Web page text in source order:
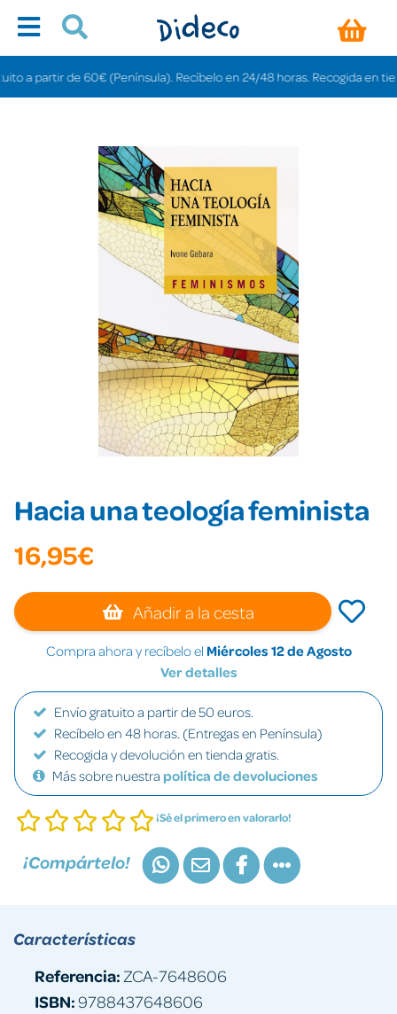
partir de 60€ (Península). Recíbelo en 24/48 horas. Recogida en
Hacia una teología feminista
16,95€
Añadir a la cesta
Compra ahora y recíbelo el Miércoles 12 de Agosto
Ver detalles
Envío gratuito a partir de 50 euros.
Recíbelo en 48 horas. (Entregas en Península)
Recogida y devolución en tienda gratis.
Más sobre nuestra política de devoluciones
¡Sé el primero en valorarlo!
¡Compártelo!
Características
Referencia: ZCA-7648606
ISBN:9788437648606